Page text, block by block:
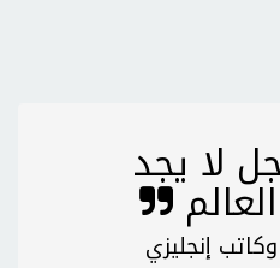
لا يجد
إنجليزي